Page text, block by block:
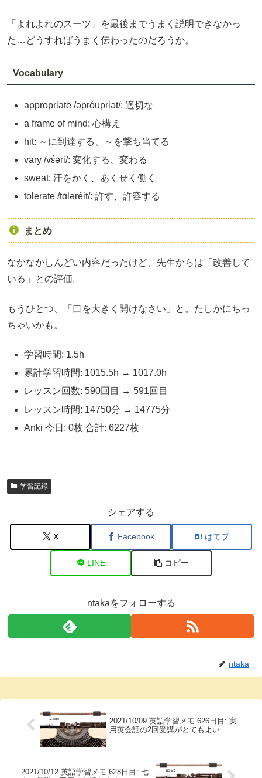
「よれよれのスーツ」を最後までうまく説明できなかっ
た…どうすればうまく伝わったのだろうか。
Vocabulary
appropriate /əpróupriət/: 適切な
a frame of mind: 心構え
hit: ～に到達する、～を撃ち当てる
vary /vέəri/: 変化する、変わる
sweat: 汗をかく、あくせく働く
tolerate /tɑ́lərèit/: 許す、許容する
まとめ
なかなかしんどい内容だったけど、先生からは「改善して
いる」との評価。
もうひとつ、「口を大きく開けなさい」と。たしかにちっ
ちゃいかも。
学習時間: 1.5h
累計学習時間: 1015.5h → 1017.0h
レッスン回数: 590回目 → 591回目
レッスン時間: 14750分 → 14775分
Anki 今日: 0枚 合計: 6227枚
学習記録
シェアする
X Facebook はてブ
LINE コピー
ntakaをフォローする
ntaka
2021/10/09 英語学習メモ 626日目: 実
用英会話の2回受講がとてもよい
2021/10/12 英語学習メモ 628日目: 七